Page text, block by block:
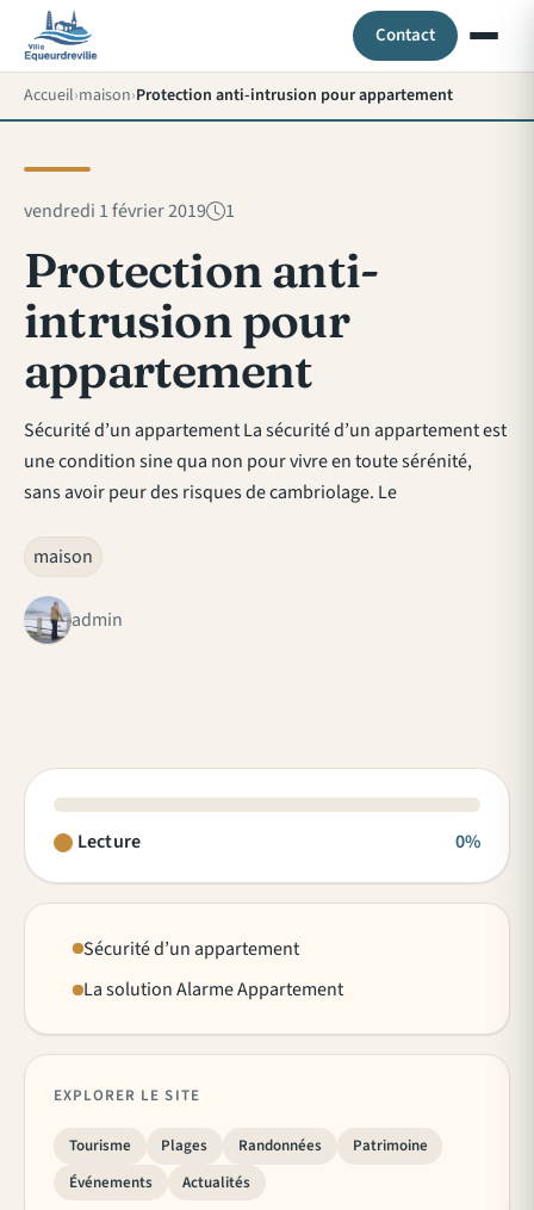
Contact
Accueil maison Protection anti-intrusion pour appartement
vendredi 1 février 2019 1
Protection anti-
intrusion pour
appartement
Sécurité d’un appartement La sécurité d’un appartement est
une condition sine qua non pour vivre en toute sérénité,
sans avoir peur des risques de cambriolage. Le
maison
admin
Lecture 0%
Sécurité d’un appartement
La solution Alarme Appartement
EXPLORER LE SITE
Tourisme Plages Randonnées
Patrimoine
Événements
Actualités